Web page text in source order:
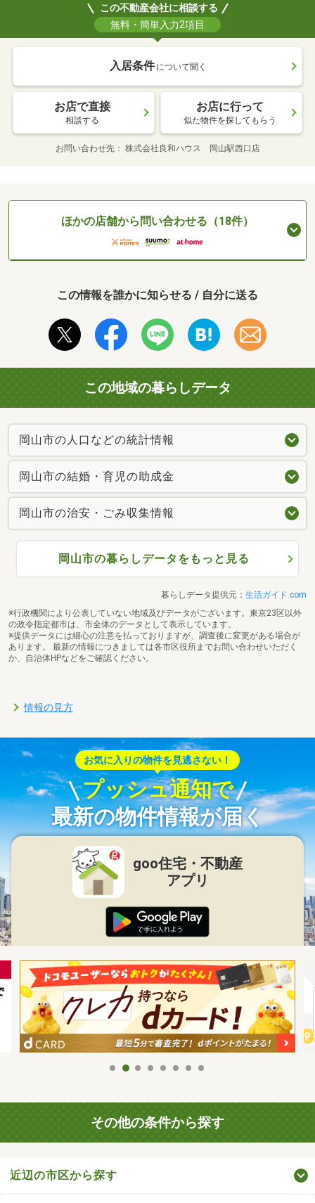
この不動産会社に相談する
無料・簡単入力2項目
入居条件 について聞く
お店で直接
相談する
お店に行って
似た物件を探してもらう
お問い合わせ先 株式会社良和ハウス 岡山駅西口店
ほかの店舗から問い合わせる（18件）
この情報を誰かに知らせる / 自分に送る
この地域の暮らしデータ
岡山市の人口などの統計情報
岡山市の結婚・育児の助成金
岡山市の治安・ごみ収集情報
岡山市の暮らしデータをもっと見る
暮らしデータ提供元： 生活ガイド.com
※行政機関により公表していない地域及びデータがございます。東京23区以外
の政令指定都市は、市全体のデータとして表示しています。
※提供データには細心の注意を払っておりますが、調査後に変更がある場合が
あります。 最新の情報につきましては各市区役所までお問い合わせいただく
か、自治体HPなどをご確認ください。
情報の見方
お気に入りの物件を見逃さない！
プッシュ通知で
最新の物件情報が届く
goo住宅・不動産
アプリ
その他の条件から探す
近辺の市区から探す